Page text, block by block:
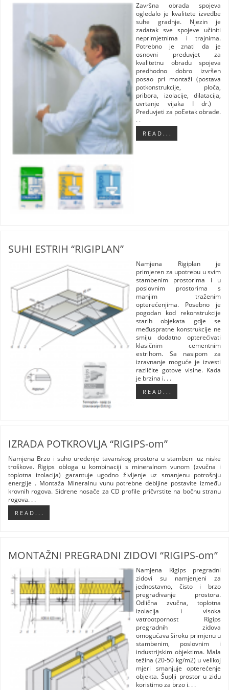
Završna obrada spojeva
ogledalo je kvalitete izvedbe
suhe gradnje. Njezin je
zadatak sve spojeve učiniti
neprimjetnima i trajnima.
Potrebno je znati da je
osnovni preduvjet za
kvalitetnu obradu spojeva
predhodno dobro izvršen
posao pri montaži (postava
potkonstrukcije, ploča,
pribora, izolacije, dilatacija,
uvrtanje vijaka I dr.)
Preduvjeti za poEetak obrade.
. .
R E A D . . .
SUHI ESTRIH “RIGIPLAN”
Namjena Rigiplan je
primjeren za upotrebu u svim
stambenim prostorima i u
poslovnim prostorima s
manjim traženim
opterećenjima. Posebno je
pogodan kod rekonstrukcije
starih objekata gdje se
međuspratne konstrukcije ne
smiju dodatno opterećivati
klasičnim cementnim
estrihom. Sa nasipom za
izravnanje moguće je izvesti
različite gotove visine. Kada
je brzina i. . .
R E A D . . .
IZRADA POTKROVLJA “RIGIPS-om”
Namjena Brzo i suho uređenje tavanskog prostora u stambeni uz niske
troškove. Rigips obloga u kombinaciji s mineralnom vunom (zvučna i
toplotna izolacija) garantuje ugodno življenje uz smanjenu potrošnju
energije . Montaža Mineralnu vunu potrebne debljine postavite između
krovnih rogova. Sidrene nosače za CD profile pričvrstite na bočnu stranu
rogova. . .
R E A D . . .
MONTAŽNI PREGRADNI ZIDOVI “RIGIPS-om”
Namjena Rigips pregradni
zidovi su namjenjeni za
jednostavno, čisto i brzo
pregrađivanje prostora.
Odlična zvučna, toplotna
izolacija i visoka
vatrootpornost Rigips
pregradnih zidova
omogućava široku primjenu u
stambenim, poslovnim i
industrijskim objektima. Mala
težina (20-50 kg/m2) u velikoj
mjeri smanjuje opterećenje
objekta. Šuplji prostor u zidu
koristimo za brzo i. . .